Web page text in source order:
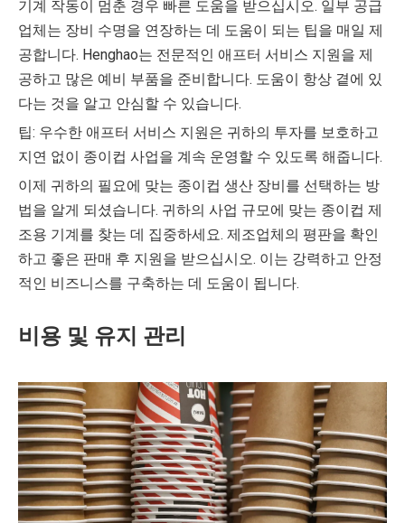
기계 작동이 멈춘 경우 빠른 도움을 받으십시오. 일부 공급
업체는 장비 수명을 연장하는 데 도움이 되는 팁을 매일 제
공합니다. Henghao는 전문적인 애프터 서비스 지원을 제
공하고 많은 예비 부품을 준비합니다. 도움이 항상 곁에 있
다는 것을 알고 안심할 수 있습니다.
팁: 우수한 애프터 서비스 지원은 귀하의 투자를 보호하고
지연 없이 종이컵 사업을 계속 운영할 수 있도록 해줍니다.
이제 귀하의 필요에 맞는 종이컵 생산 장비를 선택하는 방
법을 알게 되셨습니다. 귀하의 사업 규모에 맞는 종이컵 제
조용 기계를 찾는 데 집중하세요. 제조업체의 평판을 확인
하고 좋은 판매 후 지원을 받으십시오. 이는 강력하고 안정
적인 비즈니스를 구축하는 데 도움이 됩니다.
비용 및 유지 관리